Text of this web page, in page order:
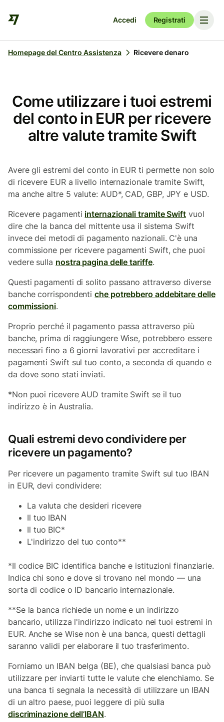
Accedi Registrati
Homepage del Centro Assistenza Ricevere denaro
Come utilizzare i tuoi estremi
del conto in EUR per ricevere
altre valute tramite Swift
Avere gli estremi del conto in EUR ti permette non solo
di ricevere EUR a livello internazionale tramite Swift,
ma anche altre 5 valute: AUD*, CAD, GBP, JPY e USD.
Ricevere pagamenti internazionali tramite Swift vuol
dire che la banca del mittente usa il sistema Swift
invece dei metodi di pagamento nazionali. C'è una
commissione per ricevere pagamenti Swift, che puoi
vedere sulla nostra pagina delle tariffe.
Questi pagamenti di solito passano attraverso diverse
banche corrispondentiche potrebbero addebitare delle
commissioni.
Proprio perché il pagamento passa attraverso più
banche, prima di raggiungere Wise, potrebbero essere
necessari fino a 6 giorni lavorativi per accreditare i
pagamenti Swift sul tuo conto, a seconda di quando e
da dove sono stati inviati.
*Non puoi ricevere AUD tramite Swift se il tuo
indirizzo è in Australia.
Quali estremi devo condividere per
ricevere un pagamento?
Per ricevere un pagamento tramite Swift sul tuo IBAN
in EUR, devi condividere:
La valuta che desideri ricevere
Il tuo IBAN
Il tuo BIC*
L'indirizzo del tuo conto**
*Il codice BIC identifica banche e istituzioni finanziarie.
Indica chi sono e dove si trovano nel mondo — una
sorta di codice o ID bancario internazionale.
**Se la banca richiede un nome e un indirizzo
bancario, utilizza l'indirizzo indicato nei tuoi estremi in
EUR. Anche se Wise non è una banca, questi dettagli
saranno validi per elaborare il tuo trasferimento.
Forniamo un IBAN belga (BE), che qualsiasi banca può
utilizzare per inviarti tutte le valute che elenchiamo. Se
una banca ti segnala la necessità di utilizzare un IBAN
di un altro paese, puoi leggere di più sulla
discriminazione dell’IBAN.